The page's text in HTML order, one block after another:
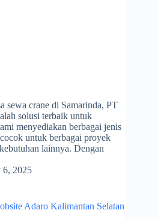
sewa crane di Samarinda, PT
solusi terbaik untuk
menyediakan berbagai jenis
untuk berbagai proyek
lainnya. Dengan
6, 2025
Adaro Kalimantan Selatan